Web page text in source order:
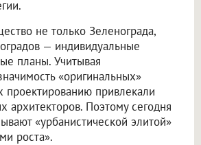
не только Зеленограда,
— индивидуальные
планы. Учитывая
«оригинальных»
проектированию привлекали
архитекторов. Поэтому сегодня
«урбанистической элитой»
роста».